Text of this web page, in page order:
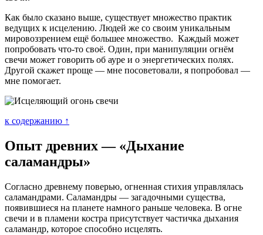
Как было сказано выше, существует множество практик
ведущих к исцелению. Людей же со своим уникальным
мировоззрением ещё большее множество. Каждый может
попробовать что-то своё. Один, при манипуляции огнём
свечи может говорить об ауре и о энергетических полях.
Другой скажет проще — мне посоветовали, я попробовал —
мне помогает.
к содержанию ↑
Опыт древних — «Дыхание
саламандры»
Согласно древнему поверью, огненная стихия управлялась
саламандрами. Саламандры — загадочными существа,
появившиеся на планете намного раньше человека. В огне
свечи и в пламени костра присутствует частичка дыхания
саламандр, которое способно исцелять.